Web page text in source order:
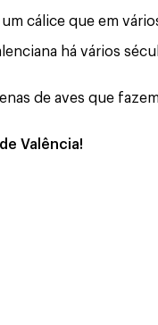
um cálice que em
há vários
de aves que
Valência!